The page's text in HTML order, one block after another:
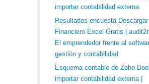
importar contabilidad externa
Resultados encuesta
Financiero Excel Gratis |
El emprendedor frente al
gestión y contabilidad
Esquema contable de Zoho
importar contabilidad externa |